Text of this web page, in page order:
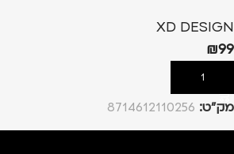
XD DESIGN
₪99
הוספה לסל
מק”ט: 8714612110256